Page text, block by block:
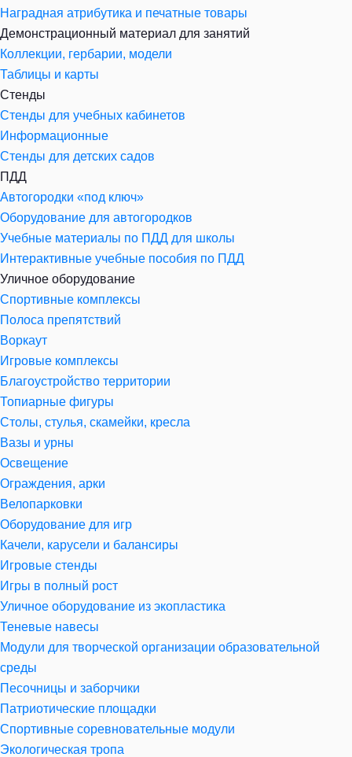
Наградная атрибутика и печатные товары
Демонстрационный материал для занятий
Коллекции, гербарии, модели
Таблицы и карты
Стенды
Стенды для учебных кабинетов
Информационные
Стенды для детских садов
ПДД
Автогородки «под ключ»
Оборудование для автогородков
Учебные материалы по ПДД для школы
Интерактивные учебные пособия по ПДД
Уличное оборудование
Спортивные комплексы
Полоса препятствий
Воркаут
Игровые комплексы
Благоустройство территории
Топиарные фигуры
Столы, стулья, скамейки, кресла
Вазы и урны
Освещение
Ограждения, арки
Велопарковки
Оборудование для игр
Качели, карусели и балансиры
Игровые стенды
Игры в полный рост
Уличное оборудование из экопластика
Теневые навесы
Модули для творческой организации образовательной
среды
Песочницы и заборчики
Патриотические площадки
Спортивные соревновательные модули
Экологическая тропа